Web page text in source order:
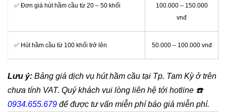
✅ Đơn giá hút hầm cầu từ 20 – 50 khối
100.000 – 150.000
vnđ
✅ Hút hầm cầu từ 100 khối trở lên 50.000 – 100.000 vnđ
Lưu ý: Bảng giá dịch vụ hút hầm cầu tại Tp. Tam Kỳ ở trên
chưa tính VAT. Quý khách vui lòng liên hệ tới hotline ☎️
0934.655.679 để được tư vấn miễn phí báo giá miễn phí.